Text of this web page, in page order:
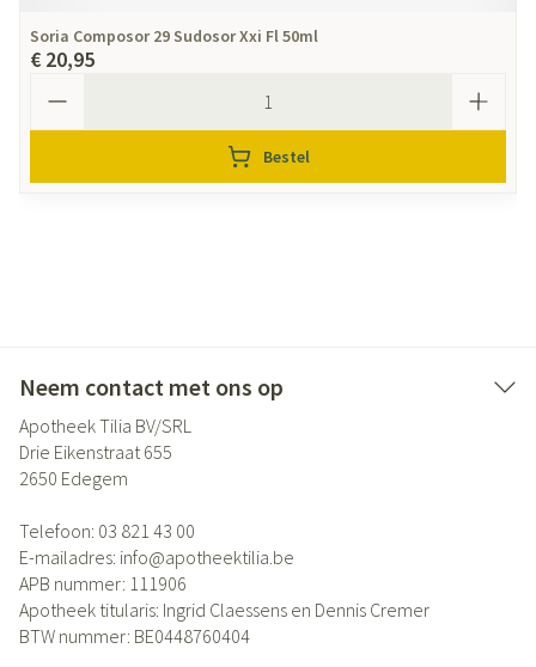
Soria Composor 29 Sudosor Xxi Fl 50ml
€ 20,95
Bestel
Neem contact met ons op
Apotheek Tilia BV/SRL
Drie Eikenstraat 655
2650 Edegem
Telefoon: 03 821 43 00
E-mailadres: info@apotheektilia.be
APB nummer: 111906
Apotheek titularis: Ingrid Claessens en Dennis Cremer
BTW nummer: BE0448760404